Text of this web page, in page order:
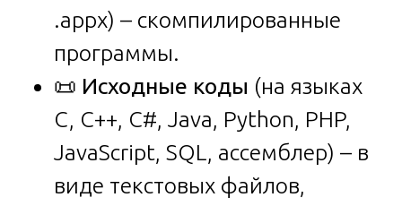
.appx) – скомпилированные
программы.
📜 Исходные коды (на языках
C, C++, C#, Java, Python, PHP,
JavaScript, SQL, ассемблер) – в
виде текстовых файлов,